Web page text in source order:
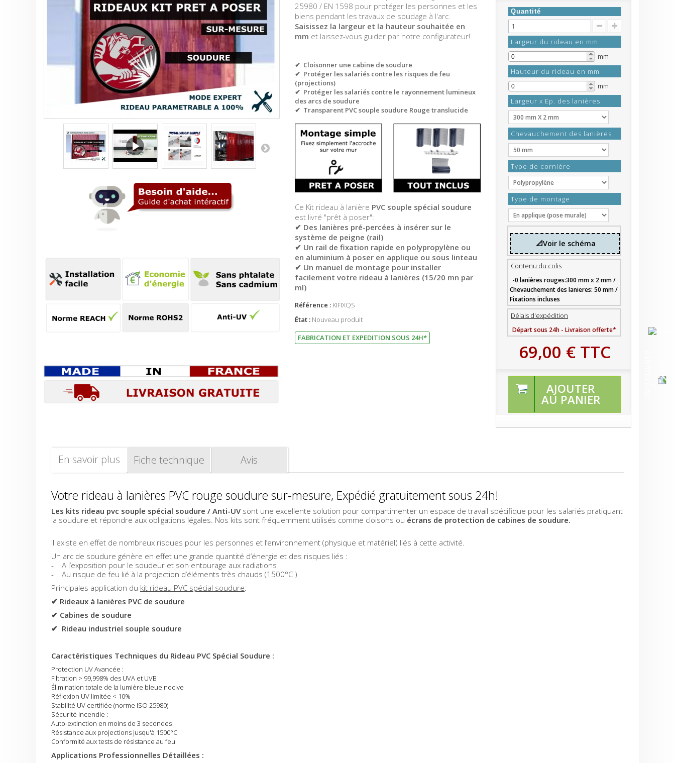
25980 / EN 1598 pour protéger les personnes et les
biens pendant les travaux de soudage à l'arc.
Saisissez la largeur et la hauteur souhaitée en
mm et laissez-vous guider par notre configurateur!
✔ Cloisonner une cabine de soudure
✔ Protéger les salariés contre les risques de feu
(projections)
✔ Protéger les salariés contre le rayonnement lumineux
des arcs de soudure
✔ Transparent PVC souple soudure Rouge translucide
Ce Kit rideau à lanière PVC souple spécial soudure
est livré "prêt à poser":
✔ Des lanières pré-percées à insérer sur le
système de peigne (rail)
✔ Un rail de fixation rapide en polypropylène ou
en aluminium à poser en applique ou sous linteau
✔ Un manuel de montage pour installer
facilement votre rideau à lanières (15/20 mn par
ml)
Référence : KIFIXQS
État : Nouveau produit
FABRICATION ET EXPEDITION SOUS 24H*
Quantité
Largeur du rideau en mm
mm
Hauteur du rideau en mm
mm
Largeur x Ep. des lanières
Chevauchement des lanières
Type de cornière
Type de montage
📐Voir le schéma
Contenu du colis
-0 lanières rouges:300 mm x 2 mm /
Chevauchement des lanieres: 50 mm /
Fixations incluses
Délais d'expédition
Départ sous 24h - Livraison offerte*
69,00 €TTC
AJOUTER
AU PANIER
En savoir plus Fiche technique Avis
Votre rideau à lanières PVC rouge soudure sur-mesure, Expédié gratuitement sous 24h!
Les kits rideau pvc souple spécial soudure / Anti-UVsont une excellente solution pour compartimenter un espace de travail spécifique pour les salariés pratiquant
la soudure et répondre aux obligations légales. Nos kits sont fréquemment utilisés comme cloisons ou écrans de protection de cabines de soudure.
Il existe en effet de nombreux risques pour les personnes et l’environnement (physique et matériel) liés à cette activité.
Un arc de soudure génère en effet une grande quantité d’énergie et des risques liés :
- A l’exposition pour le soudeur et son entourage aux radiations
- Au risque de feu lié à la projection d’éléments très chauds (1500°C )
Principales application du kit rideau PVC spécial soudure:
✔ Rideaux à lanières PVC de soudure
✔ Cabines de soudure
✔ Rideau industriel souple soudure
Caractéristiques Techniques du Rideau PVC Spécial Soudure :
Protection UV Avancée :
Filtration > 99,998% des UVA et UVB
Élimination totale de la lumière bleue nocive
Réflexion UV limitée < 10%
Stabilité UV certifiée (norme ISO 25980)
Sécurité Incendie :
Auto-extinction en moins de 3 secondes
Résistance aux projections jusqu'à 1500°C
Conformité aux tests de résistance au feu
Applications Professionnelles Détaillées :